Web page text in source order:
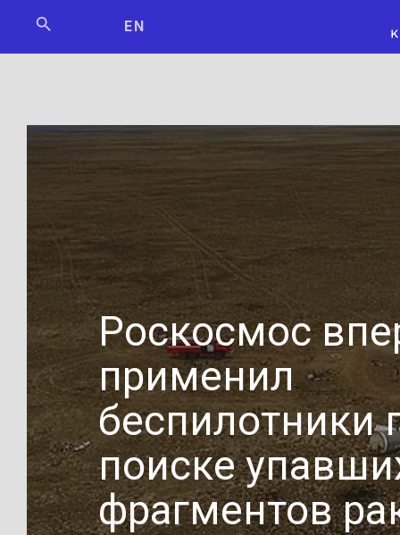
EN
Роскосмос
применил
беспилотники
поиске
фрагментов